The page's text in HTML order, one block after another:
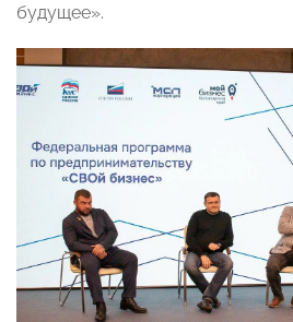
будущее».